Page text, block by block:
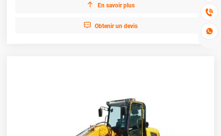


 En savoir plus
 Obtenir un devis